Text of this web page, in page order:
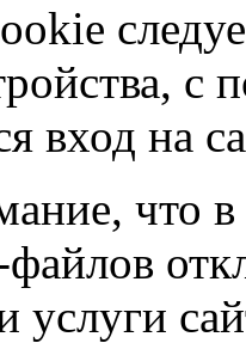
вход на
что в
услуги